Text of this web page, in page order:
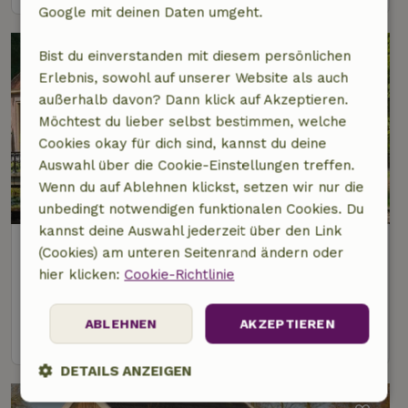
Naturhäuschen in Terwolde
3 km Abstand vom Zentrum von Diepenveen
Ansehen
Google mit deinen Daten umgeht.
Bist du einverstanden mit diesem persönlichen
Erlebnis, sowohl auf unserer Website als auch
außerhalb davon? Dann klick auf Akzeptieren.
Möchtest du lieber selbst bestimmen, welche
Cookies okay für dich sind, kannst du deine
Auswahl über die Cookie-Einstellungen treffen.
Wenn du auf Ablehnen klickst, setzen wir nur die
unbedingt notwendigen funktionalen Cookies. Du
kannst deine Auswahl jederzeit über den Link
(Cookies) am unteren Seitenrand ändern oder
hier klicken: Cookie-Richtlinie
AKZEPTIEREN
ABLEHNEN
DETAILS ANZEIGEN